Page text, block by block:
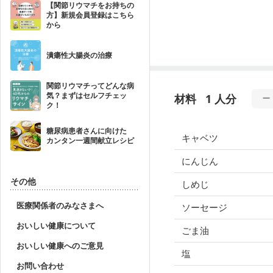
【関節リウマチをお持ちの
方】新規会員登録はこちら
から
潰瘍性大腸炎の治療
関節リウマチってどんな病
気？まずはセルフチェッ
ク！
糖尿病患者さんに向けた
カンタン一週間献立レシピ
その他
医療関係者のみなさまへ
おいしい健康について
おいしい健康へのご意見
お問い合わせ
材料 1 人分
キャベツ
にんじん
しめじ
ソーセージ
ごま油
塩